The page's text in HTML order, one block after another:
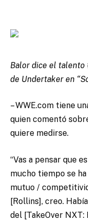
Balor dice el talento
de Undertaker en
– WWE.com tiene
quien comentó
quiere medirse.
“Vas a pensar que
mucho tiempo se
mutuo /
[Rollins], creo.
del [TakeOver NXT: